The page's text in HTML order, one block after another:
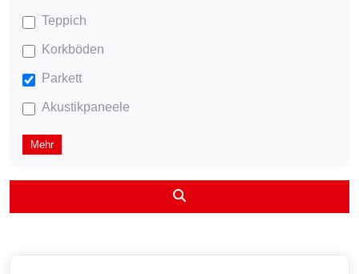
Teppich
Korkböden
Parkett
Akustikpaneele
Mehr